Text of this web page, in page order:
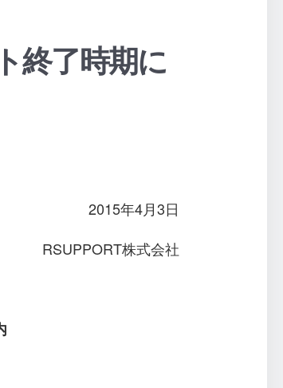
終了時期に
2015年4月3日
RSUPPORT株式会社